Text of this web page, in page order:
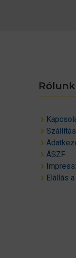
Rólunk
ÁSZF
Elállás